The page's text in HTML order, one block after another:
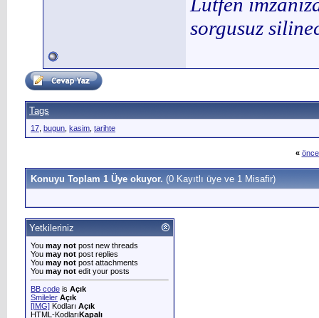
sorgusuz
Tags
17 bugun kasim tarihte
«
Konuyu Toplam 1 Üye okuyor. (0 Kayıtlı üye ve 1 Misafir)
Yetkileriniz
You may not post new threads
You may not post replies
You may not post attachments
You may not edit your posts
BB code is Açık
Smileler Açık
[IMG] Kodları Açık
HTML-KodlarıKapalı